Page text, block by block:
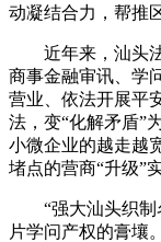
动凝结合力，帮推
近年来，汕头法
商事金融审讯、学
营业、依法开展平
法，变“化解矛盾”
小微企业的越走越
堵点的营商“升级”
“强大汕头织制
片学问产权的膏壤